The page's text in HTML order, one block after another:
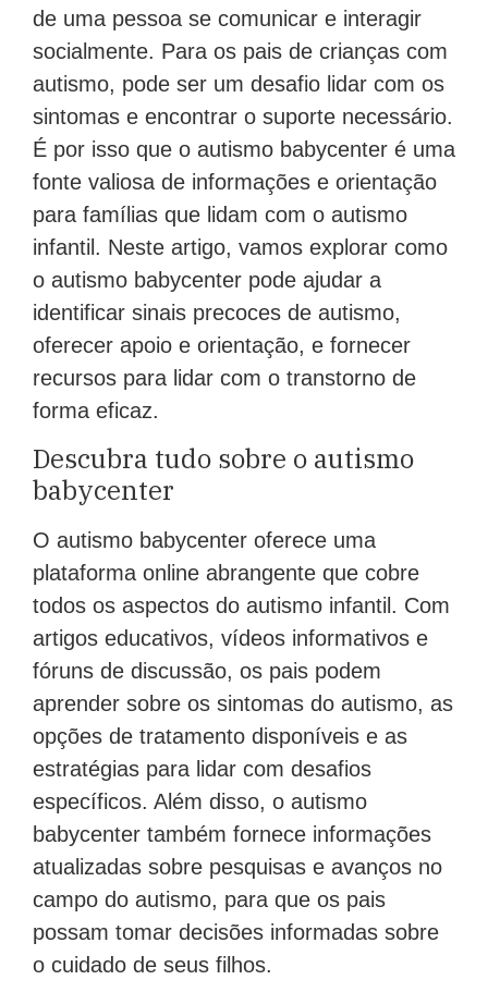
de uma pessoa se comunicar e interagir
socialmente. Para os pais de crianças com
autismo, pode ser um desafio lidar com os
sintomas e encontrar o suporte necessário.
É por isso que o autismo babycenter é uma
fonte valiosa de informações e orientação
para famílias que lidam com o autismo
infantil. Neste artigo, vamos explorar como
o autismo babycenter pode ajudar a
identificar sinais precoces de autismo,
oferecer apoio e orientação, e fornecer
recursos para lidar com o transtorno de
forma eficaz.
Descubra tudo sobre o autismo
babycenter
O autismo babycenter oferece uma
plataforma online abrangente que cobre
todos os aspectos do autismo infantil. Com
artigos educativos, vídeos informativos e
fóruns de discussão, os pais podem
aprender sobre os sintomas do autismo, as
opções de tratamento disponíveis e as
estratégias para lidar com desafios
específicos. Além disso, o autismo
babycenter também fornece informações
atualizadas sobre pesquisas e avanços no
campo do autismo, para que os pais
possam tomar decisões informadas sobre
o cuidado de seus filhos.